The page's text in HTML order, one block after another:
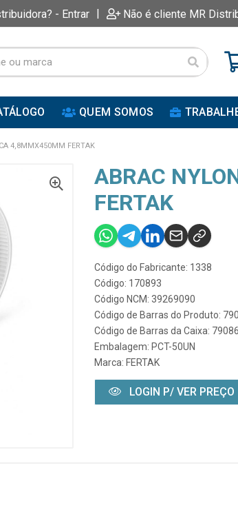
- Entrar | Não é cliente MR
QUEM SOMOS
4,8MMX450MM FERTAK
ABRAC
FERTAK
Código do Fabricante: 1338
Código: 170893
Código NCM: 39269090
Código de Barras do Produto:
Código de Barras da Caixa:
Embalagem: PCT-50UN
Marca: FERTAK
LOGIN P/ VER PREÇO